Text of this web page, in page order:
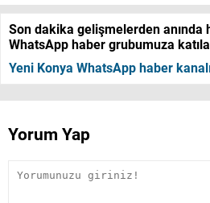
Son dakika gelişmelerden anında
WhatsApp haber grubumuza
Yeni Konya WhatsApp haber
Yorum Yap